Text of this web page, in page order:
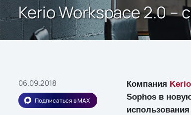
Kerio Workspace 2.0 –
06.09.2018
Подписаться в MAX
Компания
Sophos в